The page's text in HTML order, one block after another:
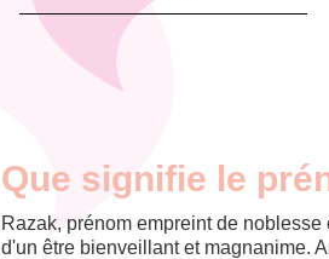
Que signifie le
Razak, prénom empreint de
d'un être bienveillant et magnanime.